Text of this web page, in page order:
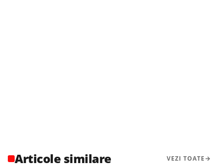
Articole similare VEZI TOATE